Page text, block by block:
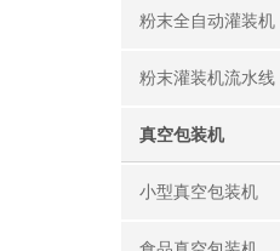
粉末全自动灌装机
粉末灌装机流水线
真空包装机
小型真空包装机